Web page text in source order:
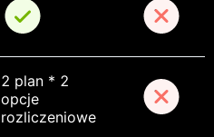
2 plan * 2
opcje
rozliczeniowe